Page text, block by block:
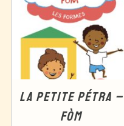
LA PETITE PÉTRA –
FÒM